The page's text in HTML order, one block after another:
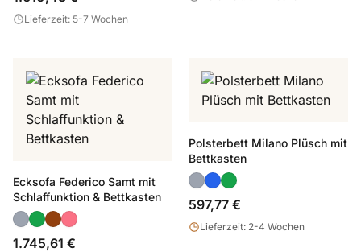
Lieferzeit: 5-7 Wochen
Ecksofa Federico Samt mit
Schlaffunktion & Bettkasten
1.745,61 €
Polsterbett Milano Plüsch mit
Bettkasten
597,77 €
Lieferzeit: 2-4 Wochen